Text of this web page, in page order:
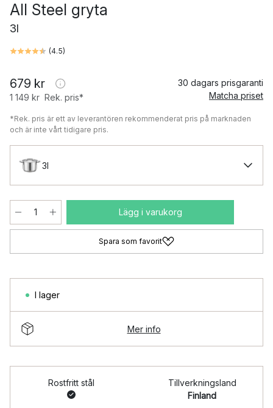
All Steel gryta
3l
(4.5)
679 kr
1 149 kr Rek. pris*
30 dagars prisgaranti
Matcha priset
*Rek. pris är ett av leverantören rekommenderat pris på marknaden
och är inte vårt tidigare pris.
3l
Lägg i varukorg
Spara som favorit
I lager
Mer info
Rostfritt stål
Tillverkningsland
Finland